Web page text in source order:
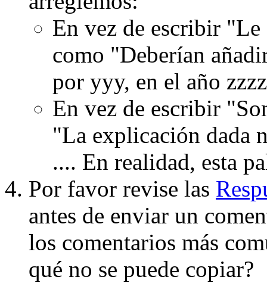
En vez de escribir
como "Deberían
por yyy, en el año
En vez de escribir
"La explicación dada
.... En realidad, esta
Por favor revise las
antes de enviar un
los comentarios más
qué no se puede copiar?